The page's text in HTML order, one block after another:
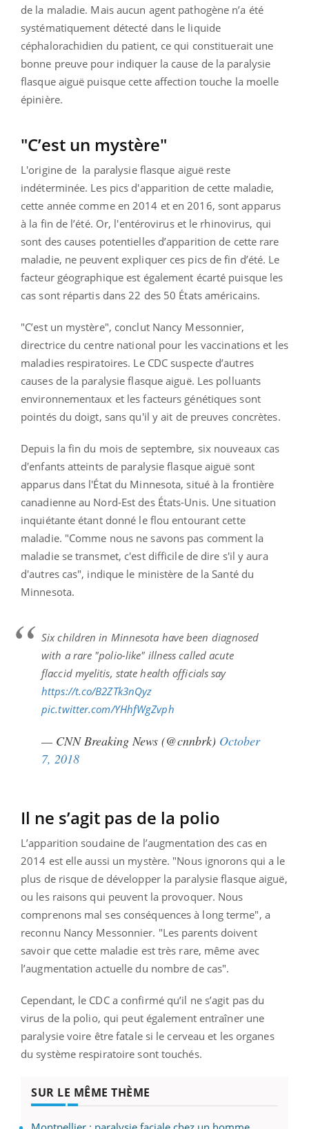
de la maladie. Mais aucun agent pathogène n’a été
systématiquement détecté dans le liquide
céphalorachidien du patient, ce qui constituerait une
bonne preuve pour indiquer la cause de la paralysie
flasque aiguë puisque cette affection touche la moelle
épinière.
"C’est un mystère"
L'origine de la paralysie flasque aiguë reste
indéterminée. Les pics d'apparition de cette maladie,
cette année comme en 2014 et en 2016, sont apparus
à la fin de l’été. Or, l'entérovirus et le rhinovirus, qui
sont des causes potentielles d’apparition de cette rare
maladie, ne peuvent expliquer ces pics de fin d’été. Le
facteur géographique est également écarté puisque les
cas sont répartis dans 22 des 50 États américains.
"C’est un mystère", conclut Nancy Messonnier,
directrice du centre national pour les vaccinations et les
maladies respiratoires. Le CDC suspecte d’autres
causes de la paralysie flasque aiguë. Les polluants
environnementaux et les facteurs génétiques sont
pointés du doigt, sans qu'il y ait de preuves concrètes.
Depuis la fin du mois de septembre, six nouveaux cas
d'enfants atteints de paralysie flasque aiguë sont
apparus dans l'État du Minnesota, situé à la frontière
canadienne au Nord-Est des États-Unis. Une situation
inquiétante étant donné le flou entourant cette
maladie. "Comme nous ne savons pas comment la
maladie se transmet, c'est difficile de dire s'il y aura
d'autres cas", indique le ministère de la Santé du
Minnesota.
Six children in Minnesota have been diagnosed
with a rare "polio-like" illness called acute
flaccid myelitis, state health officials say
https://t.co/B2ZTk3nQyz
pic.twitter.com/YHhfWgZvph
— CNN Breaking News (@cnnbrk) October
7, 2018
Il ne s’agit pas de la polio
L’apparition soudaine de l’augmentation des cas en
2014 est elle aussi un mystère. "Nous ignorons qui a le
plus de risque de développer la paralysie flasque aiguë,
ou les raisons qui peuvent la provoquer. Nous
comprenons mal ses conséquences à long terme", a
reconnu Nancy Messonnier. "Les parents doivent
savoir que cette maladie est très rare, même avec
l’augmentation actuelle du nombre de cas".
Cependant, le CDC a confirmé qu’il ne s’agit pas du
virus de la polio, qui peut également entraîner une
paralysie voire être fatale si le cerveau et les organes
du système respiratoire sont touchés.
SUR LE MÊME THÈME